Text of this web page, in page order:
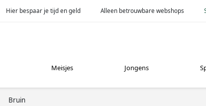
Hier bespaar je tijd en geld Alleen betrouwbare webshops
Meisjes Jongens
Bruin